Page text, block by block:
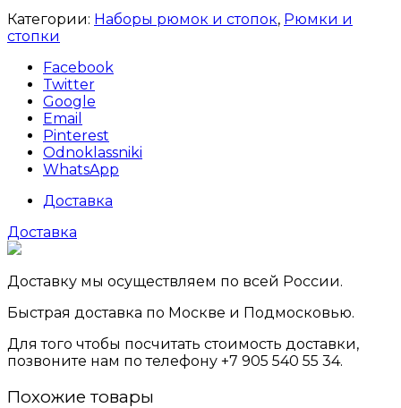
Категории: Наборы рюмок и стопок, Рюмки и
стопки
Facebook
Twitter
Google
Email
Pinterest
Odnoklassniki
WhatsApp
Доставка
Доставка
Доставку мы осуществляем по всей России.
Быстрая доставка по Москве и Подмосковью.
Для того чтобы посчитать стоимость доставки,
позвоните нам по телефону +7 905 540 55 34.
Похожие товары